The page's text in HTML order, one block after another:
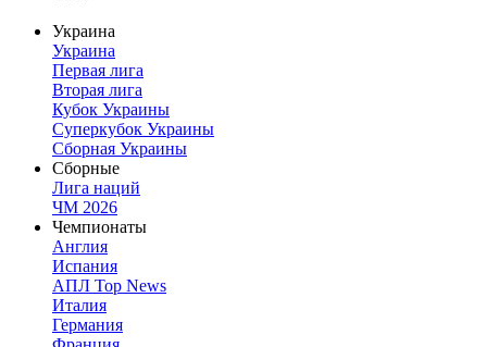
Украина
Украина
Первая лига
Вторая лига
Кубок Украины
Суперкубок Украины
Сборная Украины
Сборные
Лига наций
ЧМ 2026
Чемпионаты
Англия
Испания
АПЛ Top News
Италия
Германия